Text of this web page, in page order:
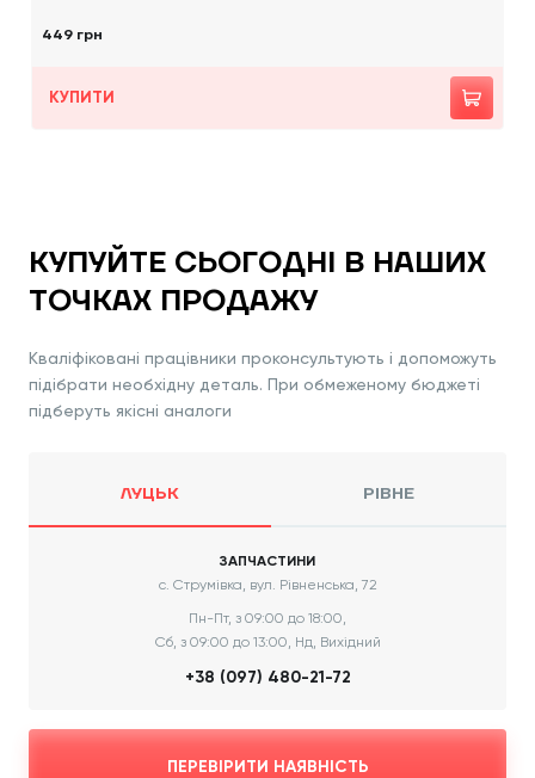
449 грн
КУПИТИ
КУПУЙТЕ СЬОГОДНІ В НАШИХ
ТОЧКАХ ПРОДАЖУ
Кваліфіковані працівники проконсультують і допоможуть
підібрати необхідну деталь. При обмеженому бюджеті
підберуть якісні аналоги
ЛУЦЬК РІВНЕ
ЗАПЧАСТИНИ
с. Струмівка, вул. Рівненська, 72
Пн-Пт, з 09:00 до 18:00,
Сб, з 09:00 до 13:00, Нд, Вихідний
+38 (097) 480-21-72
ПЕРЕВІРИТИ НАЯВНІСТЬ